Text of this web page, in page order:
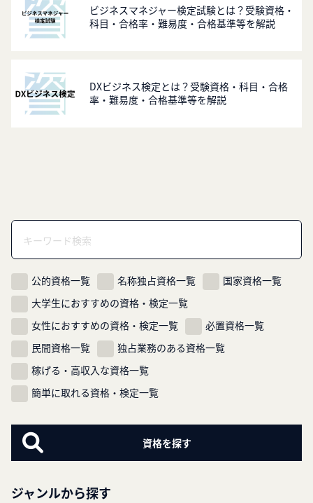
ビジネスマネジャー検定試験とは？受験資格・
科目・合格率・難易度・合格基準等を解説
DXビジネス検定とは？受験資格・科目・合格
率・難易度・合格基準等を解説
公的資格一覧 名称独占資格一覧
国家資格一覧
大学生におすすめの資格・検定一覧
女性におすすめの資格・検定一覧
必置資格一覧
民間資格一覧
独占業務のある資格一覧
稼げる・高収入な資格一覧
簡単に取れる資格・検定一覧
ジャンルから探す